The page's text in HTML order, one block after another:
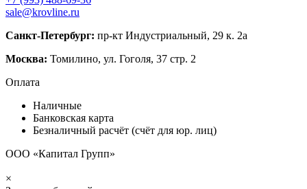
sale@krovline.ru
Санкт-Петербург: пр-кт Индустриальный, 29 к. 2а
Москва: Томилино, ул. Гоголя, 37 стр. 2
Оплата
Наличные
Банковская карта
Безналичный расчёт (счёт для юр. лиц)
ООО «Капитал Групп»
×